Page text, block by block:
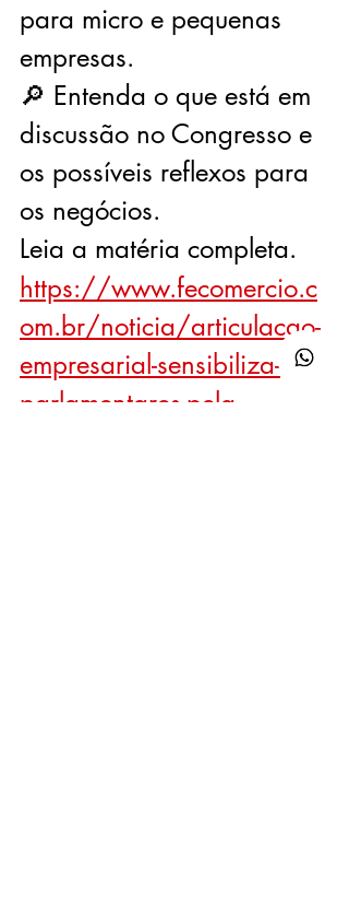
para micro e pequenas
empresas.
🔎 Entenda o que está em
discussão no Congresso e
os possíveis reflexos para
os negócios.
Leia a matéria completa.
https://www.fecomercio.c
om.br/noticia/articulacao-
empresarial-sensibiliza-
parlamentares-pela-